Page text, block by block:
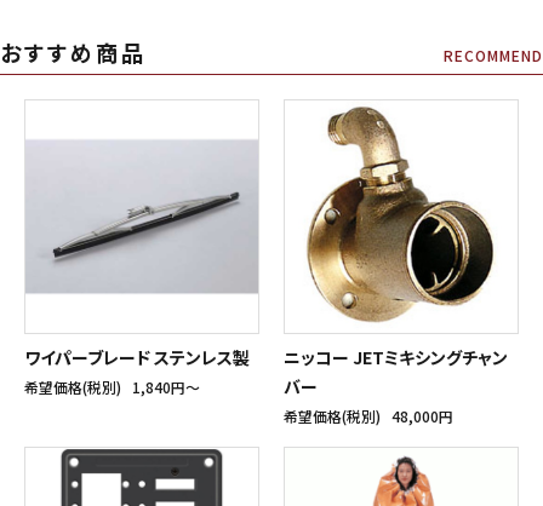
おすすめ商品 RECOMMEND
ワイパーブレード ステンレス製
希望価格(税別) 1,840円〜
ニッコー JETミキシングチャン
バー
希望価格(税別) 48,000円